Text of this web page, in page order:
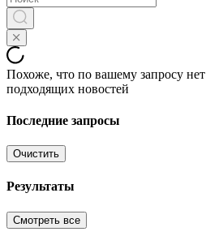
Похоже, что по вашему запросу нет
подходящих новостей
Последние запросы
Очистить
Результаты
Смотреть все